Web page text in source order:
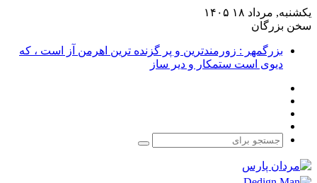
یکشنبه, مرداد ۱۸ ۱۴۰۵
سخن بزرگان
بزرگمهر : زورمندترین و پر گزنده ترین اهرمن آز است ، که
دیوی است ستمکار و دیر ساز
جستجو